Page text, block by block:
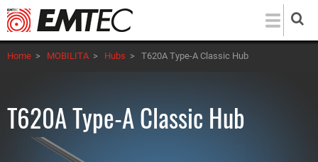
Salta
al
contenuto
principale
Home > MOBILITA > Hubs > T620A Type-A Classic Hub
T620A Type-A Classic Hub